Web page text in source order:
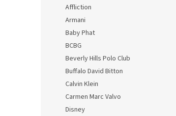
Affliction
Armani
Baby Phat
BCBG
Beverly Hills Polo Club
Buffalo David Bitton
Calvin Klein
Carmen Marc Valvo
Disney